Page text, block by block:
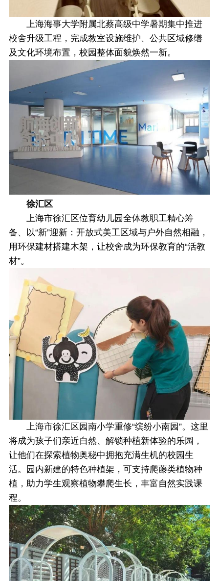
上海海事大学附属北蔡高级中学暑期集中推进
校舍升级工程，完成教室设施维护、公共区域修缮
及文化环境布置，校园整体面貌焕然一新。
徐汇区
上海市徐汇区位育幼儿园全体教职工精心筹
备、以“新”迎新：开放式美工区域与户外自然相融，
用环保建材搭建木架，让校舍成为环保教育的“活教
材”。
上海市徐汇区园南小学重修“缤纷小南园”。这里
将成为孩子们亲近自然、解锁种植新体验的乐园，
让他们在探索植物奥秘中拥抱充满生机的校园生
活。园内新建的特色种植架，可支持爬藤类植物种
植，助力学生观察植物攀爬生长，丰富自然实践课
程。